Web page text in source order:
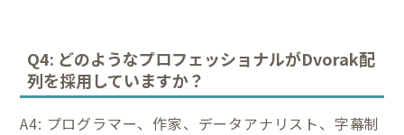
Q4: どのようなプロフェッショナルがDvorak配
列を採用していますか？
A4: プログラマー、作家、データアナリスト、字幕制